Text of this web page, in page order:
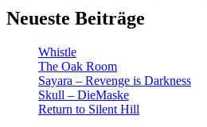
Neueste Beiträge
Whistle
The Oak Room
Sayara – Revenge is Darkness
Skull – DieMaske
Return to Silent Hill